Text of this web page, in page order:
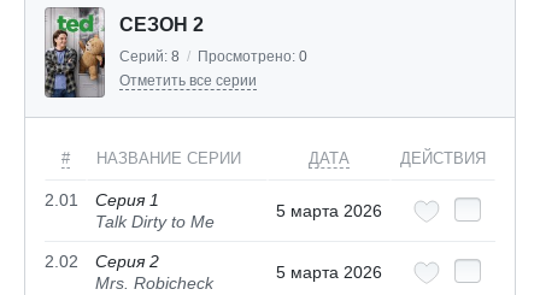
СЕЗОН 2
Серий: 8 / Просмотрено: 0
Отметить все серии
# НАЗВАНИЕ СЕРИИ ДАТА ДЕЙСТВИЯ
2.01
Серия 1
Talk Dirty to Me
5 марта 2026
2.02
Серия 2
Mrs. Robicheck
5 марта 2026